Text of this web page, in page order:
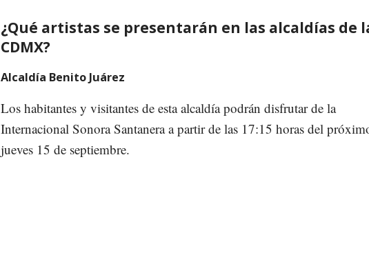
¿Qué artistas se presentarán en las alcaldías de
CDMX?
Alcaldía Benito Juárez
Los habitantes y visitantes de esta alcaldía podrán disfrutar de la
Internacional Sonora Santanera a partir de las 17:15 horas del
jueves 15 de septiembre.